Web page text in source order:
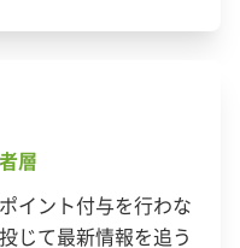
層
イント付与を行わな
じて最新情報を追う